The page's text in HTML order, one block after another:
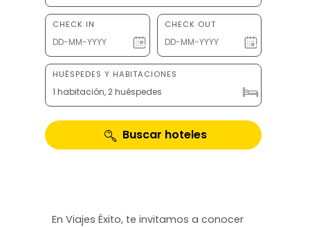
CHECK IN CHECK OUT
HUÉSPEDES Y HABITACIONES
1 habitación, 2 huéspedes
Buscar hoteles
En Viajes Éxito, te invitamos a conocer